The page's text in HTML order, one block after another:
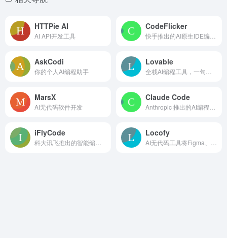
HTTPie AI
AI API开发工具
CodeFlicker
AskCodi
你的个人AI编程助手
Lovable
MarsX
AI无代码软件开发
Claude Code
iFlyCode Locofy